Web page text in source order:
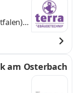
am Osterbach